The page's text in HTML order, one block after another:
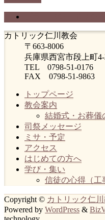
カトリック仁川教会
〒663-8006
兵庫県西宮市段上町4-
TEL 0798-51-0176
FAX 0798-51-9863
トップページ
教会案内
結婚式・お葬儀
司祭メッセージ
ミサ・予定
アクセス
はじめての方へ
学び・集い
信徒の心得（工
Copyright © カトリック仁
Powered by WordPress &